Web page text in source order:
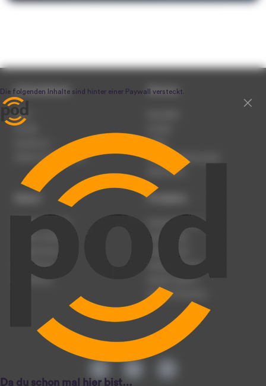
Unternehmen
Team
Werben auf podcast.de
Service
Presse
Nutzungsbedingungen
Datenschutz
Podcast anmelden
Podcast hochladen
Podcast-Events
Registrierung
Anmeldung
Produkte
Podcast-Beratung
Podcast-Jobs
Podcast-Push
Podcast-Werbung
Podcast-Agentur
Podcast-Produktion